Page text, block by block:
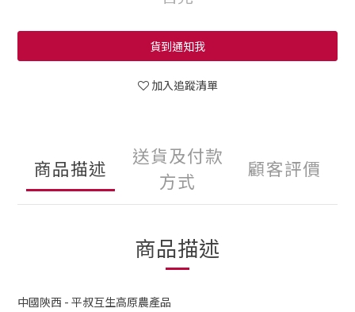
貨到通知我
加入追蹤清單
商品描述
送貨及付款
方式
顧客評價
商品描述
中國陝西 - 平叔互生高原農產品